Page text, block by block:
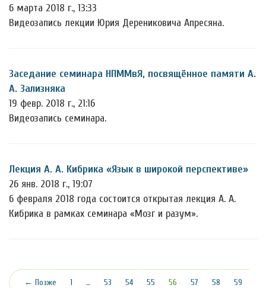
6 марта 2018 г., 13:33
Видеозапись лекции Юрия Дерениковича Апресяна.
Заседание семинара НПММвЯ, посвящённое памяти А.
А. Зализняка
19 февр. 2018 г., 21:16
Видеозапись семинара.
Лекция А. А. Кибрика «Язык в широкой перспективе»
26 янв. 2018 г., 19:07
6 февраля 2018 года состоится открытая лекция А. А.
Кибрика в рамках семинара «Мозг и разум».
← Позже 1 … 53 54 55 56 (текущая)
57 58 59